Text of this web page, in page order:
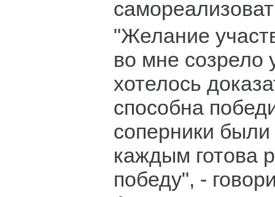
"Желание
во мне созрело
хотелось
способна
соперники
каждым готова
победу", -